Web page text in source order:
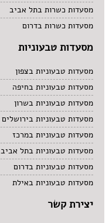
מסעדות כשרות בתל אביב
מסעדות כשרות בדרום
מסעדות טבעוניות
מסעדות טבעוניות בצפון
מסעדות טבעוניות בחיפה
מסעדות טבעוניות בשרון
מסעדות טבעוניות בירושלים
מסעדות טבעוניות במרכז
מסעדות טבעוניות בתל אביב
מסעדות טבעוניות בדרום
מסעדות טבעוניות באילת
יצירת קשר